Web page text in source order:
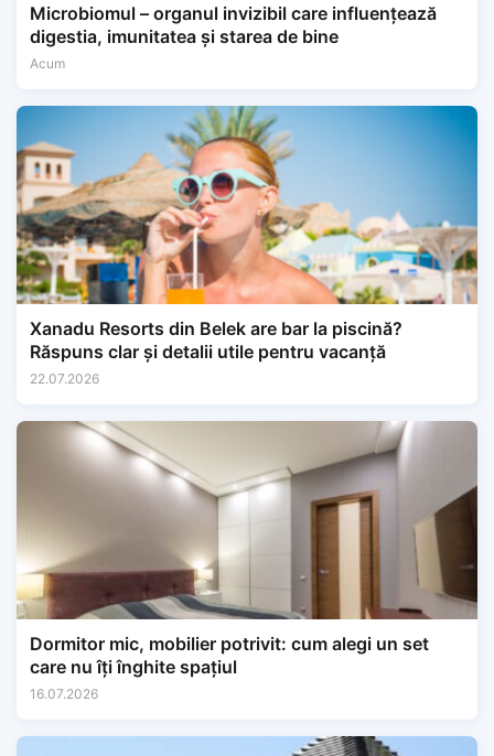
Microbiomul – organul invizibil care influențează
digestia, imunitatea și starea de bine
Acum
Xanadu Resorts din Belek are bar la piscină?
Răspuns clar și detalii utile pentru vacanță
22.07.2026
Dormitor mic, mobilier potrivit: cum alegi un set
care nu îți înghite spațiul
16.07.2026